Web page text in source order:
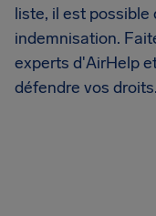
liste, il est possible
indemnisation.
experts d'AirHelp
défendre vos droits.